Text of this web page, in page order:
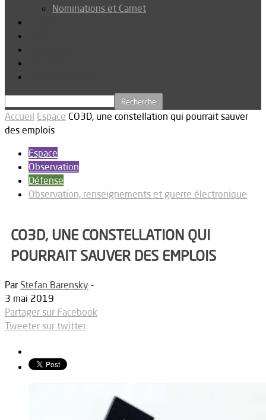
Nominations et Carnet
Accueil Espace CO3D, une constellation qui pourrait sauver
des emplois
Espace
Observation
Défense
Observation, renseignements et guerre électronique
CO3D, UNE CONSTELLATION QUI
POURRAIT SAUVER DES EMPLOIS
Par Stefan Barensky -
3 mai 2019
Partager sur Facebook
Tweeter sur twitter